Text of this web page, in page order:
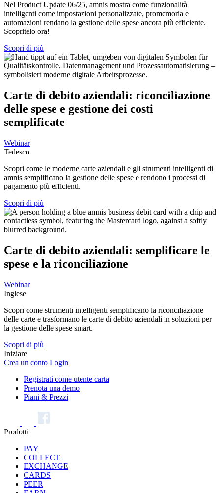
Nel Product Update 06/25, amnis mostra come funzionalità
intelligenti come impostazioni personalizzate, promemoria e
automazioni rendano la gestione delle spese ancora più efficiente.
Scopritelo ora!
Scopri di più
Carte di debito aziendali: riconciliazione
delle spese e gestione dei costi
semplificate
Webinar
Tedesco
Scopri come le moderne carte aziendali e gli strumenti intelligenti di
amnis semplificano la gestione delle spese e rendono i processi di
pagamento più efficienti.
Scopri di più
Carte di debito aziendali: semplificare le
spese e la riconciliazione
Webinar
Inglese
Scopri come strumenti intelligenti semplificano la riconciliazione
delle carte e trasformano le carte di debito aziendali in soluzioni per
la gestione delle spese smart.
Scopri di più
Iniziare
Crea un conto Login
Registrati come utente carta
Prenota una demo
Piani & Prezzi
Prodotti
PAY
COLLECT
EXCHANGE
CARDS
PEER